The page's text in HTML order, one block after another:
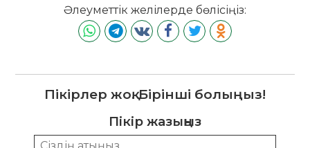
Әлеуметтік желілерде бөлісіңіз:
Пікірлер жоқ. Бірінші болыңыз!
Пікір жазыңыз